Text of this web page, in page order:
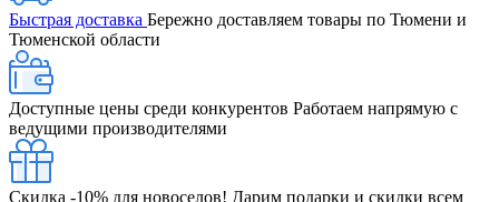
Быстрая доставка Бережно доставляем товары по Тюмени и
Тюменской области
Доступные цены среди конкурентов Работаем напрямую с
ведущими производителями
Скидка -10% для новоселов! Дарим подарки и скидки всем